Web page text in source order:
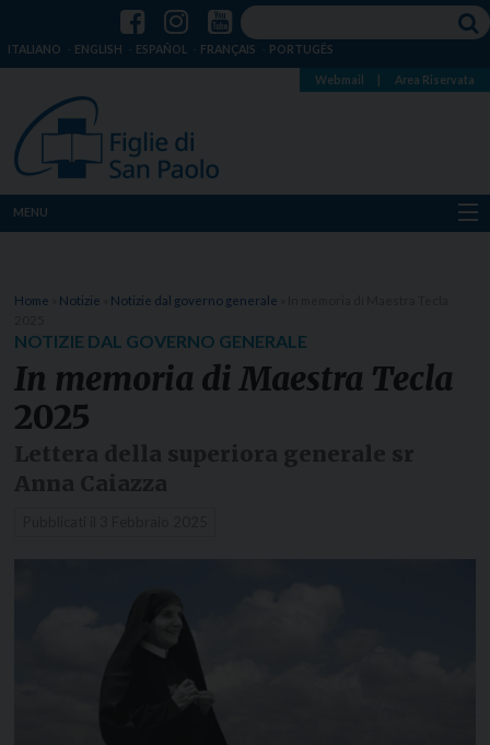
ITALIANO ENGLISH ESPAÑOL FRANÇAIS PORTUGÊS
Webmail Area Riservata
MENU
Dove siamo
Notizie
Risorse
Home Notizie Notizie dal governo generale
NOTIZIE DAL GOVERNO GENERALE
In memoria di Maestra Tecla
2025